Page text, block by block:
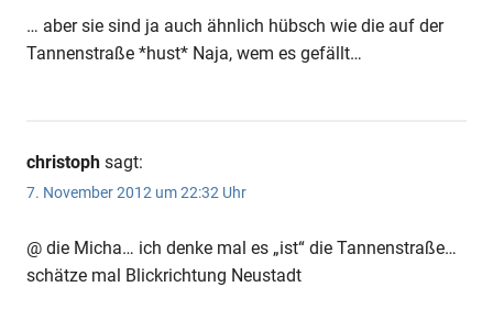
… aber sie sind ja auch ähnlich hübsch wie die auf der
Tannenstraße *hust* Naja, wem es gefällt…
christoph sagt:
7. November 2012 um 22:32 Uhr
@ die Micha… ich denke mal es „ist“ die Tannenstraße…
schätze mal Blickrichtung Neustadt